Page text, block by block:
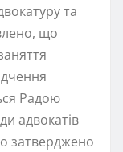
та
що
Радою
адвокатів
затверджено